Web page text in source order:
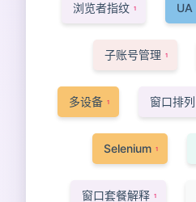
浏览者指纹 1 UA
子账号管理 1
多设备 1 窗口排列
Selenium 1
窗口套餐解释 1